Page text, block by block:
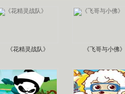
《花精灵战队》 《飞哥与小佛》